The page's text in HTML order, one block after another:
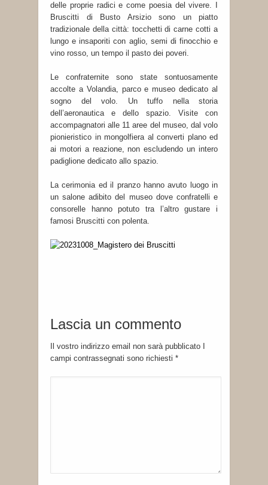
delle proprie radici e come poesia del vivere. I
Bruscitti di Busto Arsizio sono un piatto
tradizionale della città: tocchetti di carne cotti a
lungo e insaporiti con aglio, semi di finocchio e
vino rosso, un tempo il pasto dei poveri.
Le confraternite sono state sontuosamente
accolte a Volandia, parco e museo dedicato al
sogno del volo. Un tuffo nella storia
dell’aeronautica e dello spazio. Visite con
accompagnatori alle 11 aree del museo, dal volo
pionieristico in mongolfiera al converti plano ed
ai motori a reazione, non escludendo un intero
padiglione dedicato allo spazio.
La cerimonia ed il pranzo hanno avuto luogo in
un salone adibito del museo dove confratelli e
consorelle hanno potuto tra l’altro gustare i
famosi Bruscitti con polenta.
Lascia un commento
Il vostro indirizzo email non sarà pubblicato I
campi contrassegnati sono richiesti *